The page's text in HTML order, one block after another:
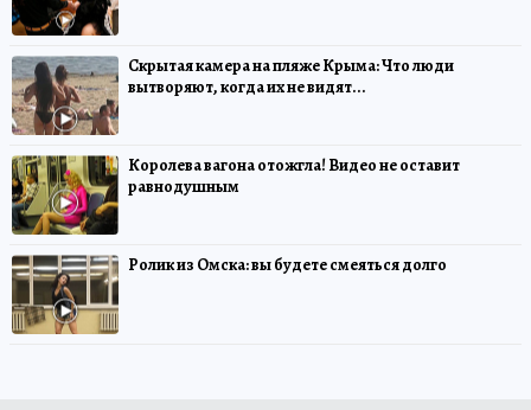
Скрытая камера на пляже Крыма: Что люди
вытворяют, когда их не видят...
Королева вагона отожгла! Видео не оставит
равнодушным
Ролик из Омска: вы будете смеяться долго